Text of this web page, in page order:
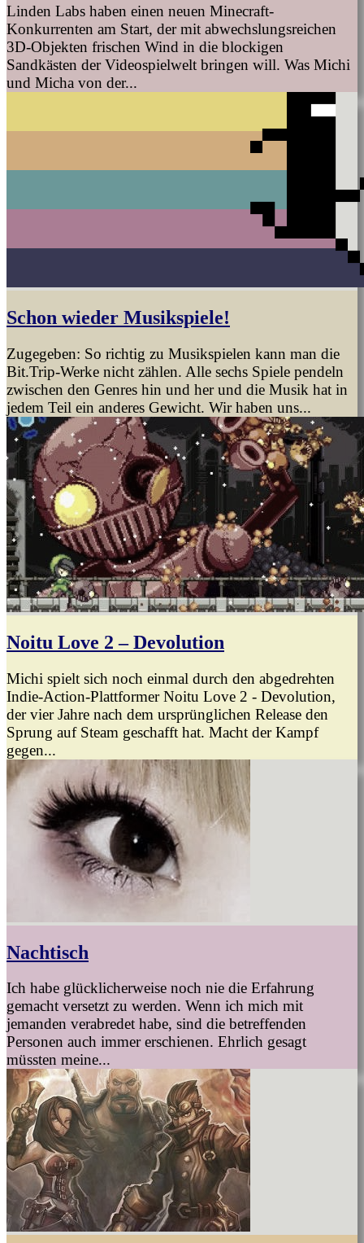
Linden Labs haben einen neuen Minecraft-
Konkurrenten am Start, der mit abwechslungsreichen
3D-Objekten frischen Wind in die blockigen
Sandkästen der Videospielwelt bringen will. Was Michi
und Micha von der...
Schon wieder Musikspiele!
Zugegeben: So richtig zu Musikspielen kann man die
Bit.Trip-Werke nicht zählen. Alle sechs Spiele pendeln
zwischen den Genres hin und her und die Musik hat in
jedem Teil ein anderes Gewicht. Wir haben uns...
Noitu Love 2 – Devolution
Michi spielt sich noch einmal durch den abgedrehten
Indie-Action-Plattformer Noitu Love 2 - Devolution,
der vier Jahre nach dem ursprünglichen Release den
Sprung auf Steam geschafft hat. Macht der Kampf
gegen...
Nachtisch
Ich habe glücklicherweise noch nie die Erfahrung
gemacht versetzt zu werden. Wenn ich mich mit
jemanden verabredet habe, sind die betreffenden
Personen auch immer erschienen. Ehrlich gesagt
müssten meine...